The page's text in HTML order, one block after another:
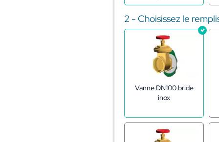
2 - Choisissez le
Vanne DN100 bride
inox
750m3